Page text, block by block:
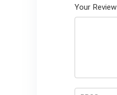
Your Review